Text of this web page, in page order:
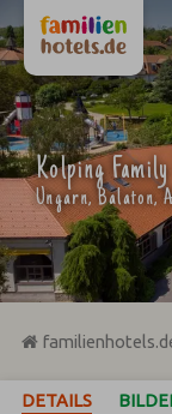
Kolping
Ungarn, Balaton,
DETAILS